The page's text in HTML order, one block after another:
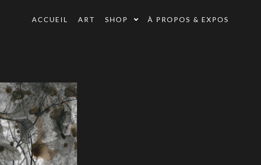
ACCUEIL ART SHOP À PROPOS & EXPOS